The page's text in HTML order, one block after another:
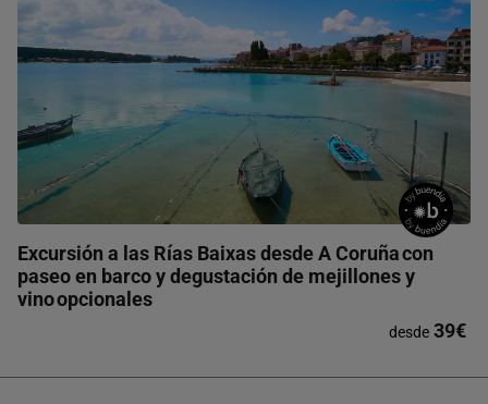
Excursión a las Rías Baixas desde A Coruña con
paseo en barco y degustación de mejillones y
vino opcionales
desde 39€